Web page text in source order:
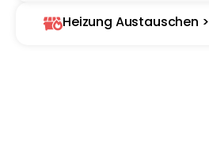
Heizung Austauschen >